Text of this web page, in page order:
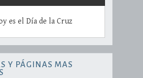
es el Día de la Cruz
Y PÁGINAS MAS